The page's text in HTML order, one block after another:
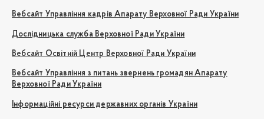
Вебсайт Управління кадрів Апарату Верховної Ради України
Дослідницька служба Верховної Ради України
Вебсайт Освітній Центр Верховної Ради України
Вебсайт Управління з питань звернень громадян Апарату
Верховної Ради України
Інформаційні ресурси державних органів України